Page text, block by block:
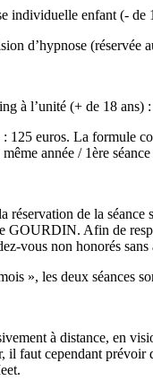
individuelle enfant (- de
d’hypnose (réservée
à l’unité (+ de 18 ans)
euros. La formule
année / 1ère
réservation de la
Afin de
vous non honorés
», les deux séances
à distance, en
il faut cependant prévoir